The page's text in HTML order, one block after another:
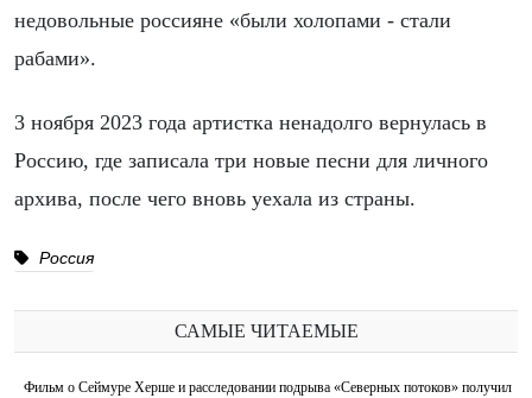
недовольные россияне «были холопами - стали
рабами».
3 ноября 2023 года артистка ненадолго вернулась в
Россию, где записала три новые песни для личного
архива, после чего вновь уехала из страны.
Россия
САМЫЕ ЧИТАЕМЫЕ
Фильм о Сеймуре Херше и расследовании подрыва «Северных потоков» получил